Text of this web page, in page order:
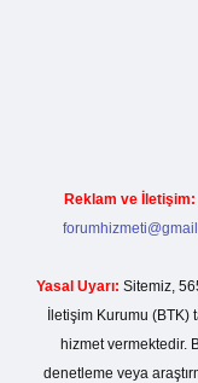
Reklam ve İletişim:
Yasal Uyarı: Sitemiz,
İletişim Kurumu (BTK)
hizmet vermektedir.
denetleme veya